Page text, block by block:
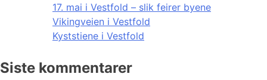
17. mai i Vestfold – slik feirer byene
Vikingveien i Vestfold
Kyststiene i Vestfold
Siste kommentarer